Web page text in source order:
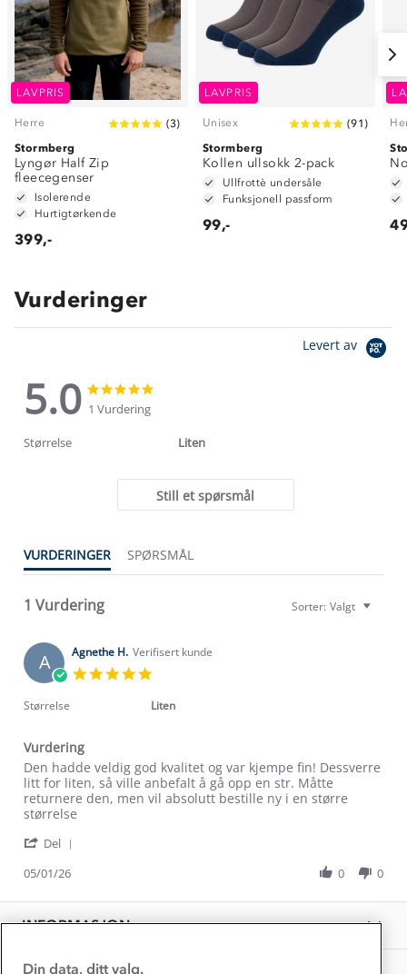
LAVPRIS
Herre (3)
Stormberg
Lyngør Half Zip
fleecegenser
Isolerende
Hurtigtørkende
399,-
LAVPRIS
Unisex (91 )
Stormberg
Kollen ullsokk 2-pack
Ullfrottè undersåle
Funksjonell passform
99,-
Vurderinger
Levert av
5.0
5.0
star
rating
1 Vurdering
Størrelse Liten
Still et spørsmål
VURDERINGER SPØRSMÅL
1 Vurdering Sorter: Valgt
A Agnethe H. Verifisert kunde
rating
Størrelse Liten
Vurdering
Review
by
Agnethe
H.
5
2026
review
stating
Vurdering
Den hadde veldig god kvalitet og var kjempe fin! Dessverre
litt for liten, så ville anbefalt å gå opp en str. Måtte
returnere den, men vil absolutt bestille ny i en større
størrelse
Del
Agnethe
H.
Jan
05/01/26 0 0
INFORMASJON
Konkurransevinnere
Kundeklubb
Våre butikker
Bedrift, barnehage og SFO
Presse
Klima og miljø
Etisk handel
1% til samfunnet
Inkludering
Materialer
Personvern
Samarbeide med oss?
Trelagsprinsippet barn
Alt du trenger til Norgesferien
Dette trenger du til barnehagen
Gravidklær
Hvordan velge riktig turtøy?
Store størrelser
Turmat oppskrifter
Få turinspirasjon og tips her⛰
Overnatte utendørs⛺
Din data, ditt valg.